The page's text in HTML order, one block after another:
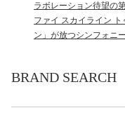
ラボレーション待望の
ファイ スカイライン ト
ン」が放つシンフォニー
BRAND SEARCH